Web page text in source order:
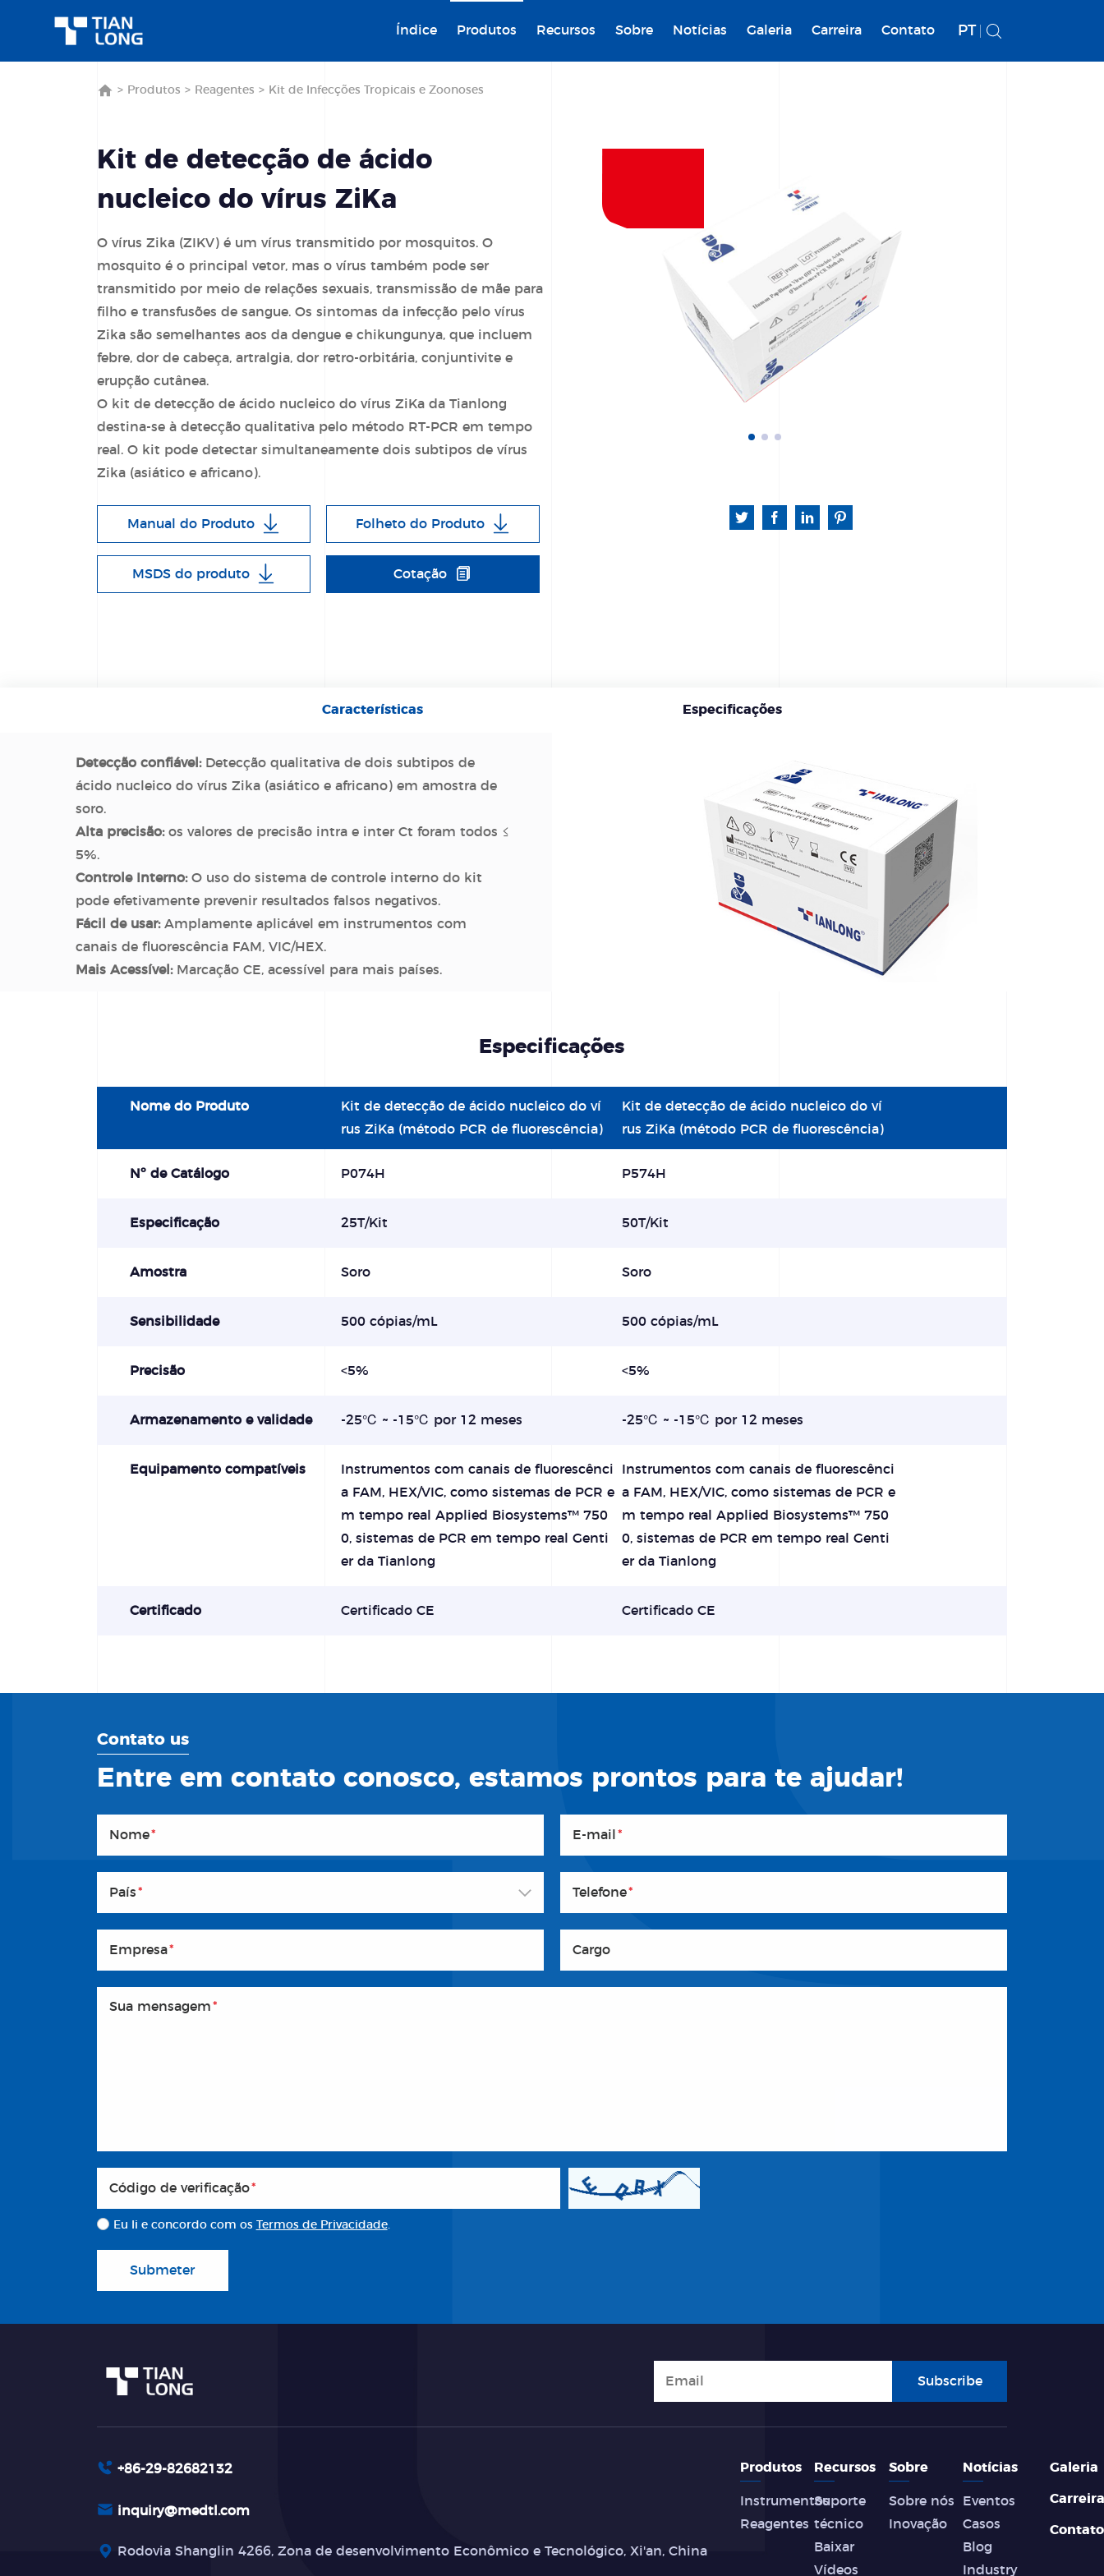
Índice Produtos Recursos Sobre Notícias Galeria Carreira Contato PT
> Produtos > Reagentes > Kit de Infecções Tropicais e Zoonoses
Kit de detecção de ácido
nucleico do vírus ZiKa
O vírus Zika (ZIKV) é um vírus transmitido por mosquitos. O
mosquito é o principal vetor, mas o vírus também pode ser
transmitido por meio de relações sexuais, transmissão de mãe para
filho e transfusões de sangue. Os sintomas da infecção pelo vírus
Zika são semelhantes aos da dengue e chikungunya, que incluem
febre, dor de cabeça, artralgia, dor retro-orbitária, conjuntivite e
erupção cutânea.
O kit de detecção de ácido nucleico do vírus ZiKa da Tianlong
destina-se à detecção qualitativa pelo método RT-PCR em tempo
real. O kit pode detectar simultaneamente dois subtipos de vírus
Zika (asiático e africano).
Manual do Produto Folheto do Produto
MSDS do produto Cotação
Características Especificações
Detecção confiável:Detecção qualitativa de dois subtipos de
ácido nucleico do vírus Zika (asiático e africano) em amostra de
soro.
Alta precisão:os valores de precisão intra e inter Ct foram todos ≤
5%.
Controle Interno:O uso do sistema de controle interno do kit
pode efetivamente prevenir resultados falsos negativos.
Fácil de usar:Amplamente aplicável em instrumentos com
canais de fluorescência FAM, VIC/HEX.
Mais Acessível:Marcação CE, acessível para mais países.
Especificações
Nome do Produto
Kit de detecção de ácido nucleico do ví
rus ZiKa (método PCR de fluorescência)
Kit de detecção de ácido nucleico do ví
rus ZiKa (método PCR de fluorescência)
Nº de Catálogo P074H P574H
Especificação 25T/Kit 50T/Kit
Amostra Soro Soro
Sensibilidade 500 cópias/mL 500 cópias/mL
Precisão <5% <5%
Armazenamento e validade -25℃ ~ -15℃ por 12 meses -25℃ ~ -15℃ por 12 meses
Equipamento compatíveis
Instrumentos com canais de fluorescênci
a FAM, HEX/VIC, como sistemas de PCR e
m tempo real Applied Biosystems™ 750
0, sistemas de PCR em tempo real Genti
er da Tianlong
Instrumentos com canais de fluorescênci
a FAM, HEX/VIC, como sistemas de PCR e
m tempo real Applied Biosystems™ 750
0, sistemas de PCR em tempo real Genti
er da Tianlong
Certificado Certificado CE Certificado CE
Contato us
Entre em contato conosco, estamos prontos para te ajudar!
Nome* E-mail *
País* Telefone*
Empresa* Cargo
Sua mensagem*
Código de verificação*
Eu li e concordo com os Termos de Privacidade.
Submeter
Subscribe
+86-29-82682132
inquiry@medtl.com
Rodovia Shanglin 4266, Zona de desenvolvimento Econômico e Tecnológico, Xi'an, China
Produtos
Instrumentos
Reagentes
Recursos
Suporte
técnico
Baixar
Vídeos
Sobre
Sobre nós
Inovação
Notícias
Eventos
Casos
Blog
Industry
Galeria
Carreira
Contato